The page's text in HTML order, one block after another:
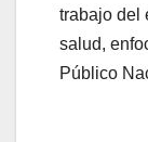
trabajo del
salud,
Público